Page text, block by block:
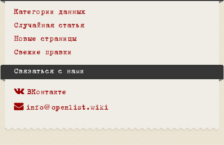
Категории данных
Случайная статья
Новые страницы
Свежие правки
Связаться с нами
ВКонтакте
info@openlist.wiki